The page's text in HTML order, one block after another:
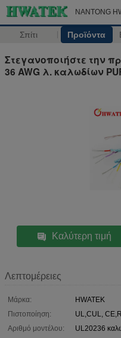
NANTONG
Σπίτι Προϊόντα
Στεγανοποιήστε την
36 AWG λ. καλωδίων
Καλύτερη τιμή
Λεπτομέρειες
Μάρκα:
HWATEK
Πιστοποίηση:
UL,CUL,
Αριθμό μοντέλου:
UL20236